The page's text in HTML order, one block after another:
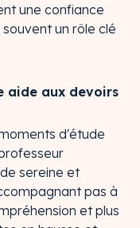
une confiance
un rôle clé
aide aux devoirs
d'étude
sereine et
pas à
et plus